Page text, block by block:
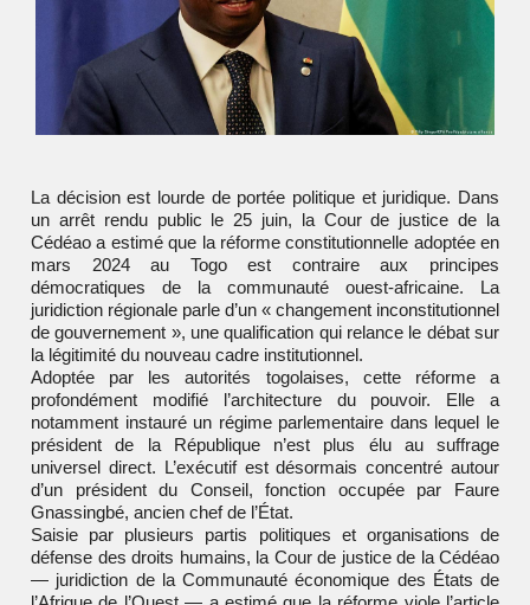
La décision est lourde de portée politique et juridique. Dans
un arrêt rendu public le 25 juin, la Cour de justice de la
Cédéao a estimé que la réforme constitutionnelle adoptée en
mars 2024 au Togoest contraire aux principes
démocratiques de la communauté ouest-africaine. La
juridiction régionale parle d’un « changement inconstitutionnel
de gouvernement », une qualification qui relance le débat sur
la légitimité du nouveau cadre institutionnel.
Adoptée par les autorités togolaises, cette réforme a
profondément modifié l’architecture du pouvoir. Elle a
notamment instauré un régime parlementaire dans lequel le
président de la République n’est plus élu au suffrage
universel direct. L’exécutif est désormais concentré autour
d’un président du Conseil, fonction occupée par Faure
Gnassingbé, ancien chef de l’État.
Saisie par plusieurs partis politiques et organisations de
défense des droits humains, la Cour de justice de la Cédéao
— juridiction de la Communauté économique des États de